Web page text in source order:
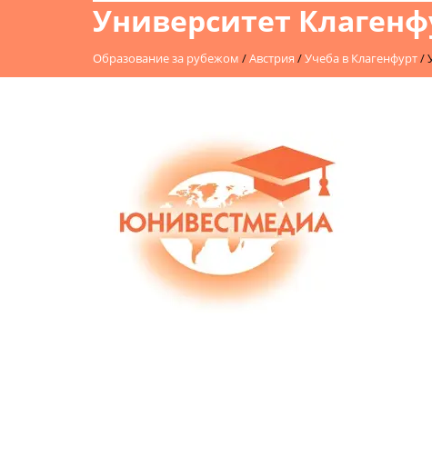
Университет
Образование за рубежом /Австрия /Учеба в Клагенфурт/